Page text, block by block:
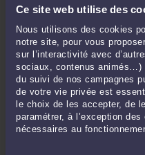
Ce site web utilise des
Nous utilisons des cookies
notre site, pour vous
sur l’interactivité avec
sociaux, contenus animés…)
du suivi de nos campagnes
de votre vie privée est
le choix de les accepter, de
paramétrer, à l’exception
nécessaires au
- Fonction publique : réglementation
contentieux, syndicats
- Collectivités locales : passation et
- Droit des élections
- Conseil et assistance en Droit
DROIT RURAL
- Droit des produits alimentaires,